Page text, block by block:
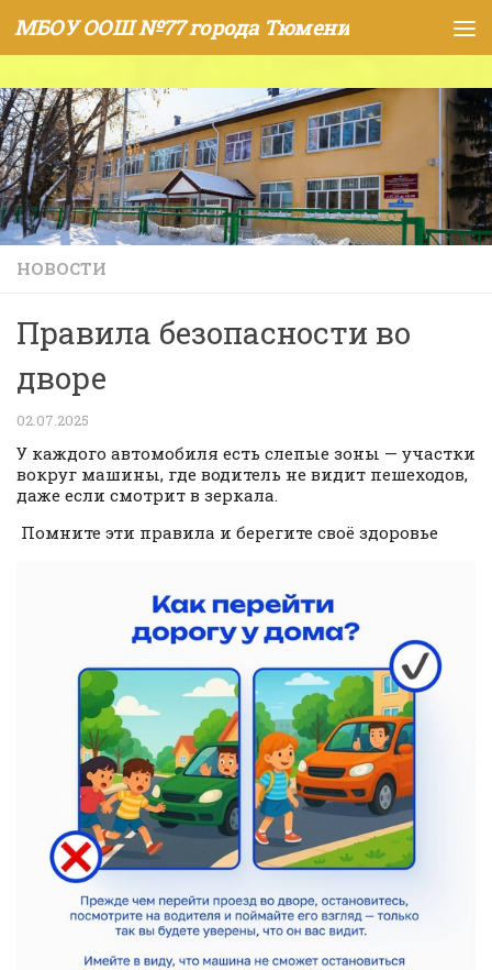
Skip to content
МБОУ ООШ №77 города Тюмени
НОВОСТИ
Правила безопасности во
дворе
02.07.2025
У каждого автомобиля есть слепые зоны — участки
вокруг машины, где водитель не видит пешеходов,
даже если смотрит в зеркала.
Помните эти правила и берегите своё здоровье